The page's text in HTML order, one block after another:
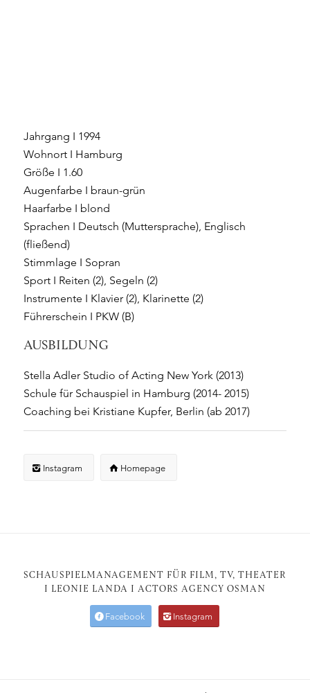
Jahrgang I 1994
Wohnort I Hamburg
Größe I 1.60
Augenfarbe I braun-grün
Haarfarbe I blond
Sprachen I Deutsch (Muttersprache), Englisch
(fließend)
Stimmlage I Sopran
Sport I Reiten (2), Segeln (2)
Instrumente I Klavier (2), Klarinette (2)
Führerschein I PKW (B)
AUSBILDUNG
Stella Adler Studio of Acting New York (2013)
Schule für Schauspiel in Hamburg (2014- 2015)
Coaching bei Kristiane Kupfer, Berlin (ab 2017)
Instagram Homepage
SCHAUSPIELMANAGEMENT FÜR FILM, TV, THEATER
I LEONIE LANDA I ACTORS AGENCY OSMAN
Facebook Instagram